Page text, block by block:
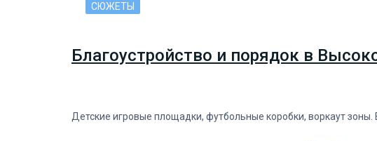
СЮЖЕТЫ
Благоустройство и порядок в
Детские игровые площадки, футбольные коробки, воркаут